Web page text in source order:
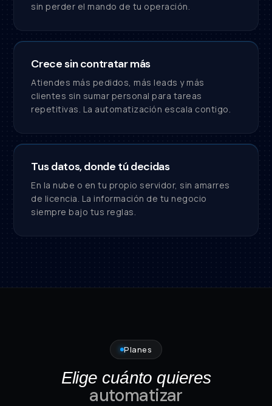
sin perder el mando de tu operación.
Crece sin contratar más
Atiendes más pedidos, más leads y más
clientes sin sumar personal para tareas
repetitivas. La automatización escala contigo.
Tus datos, donde tú decidas
En la nube o en tu propio servidor, sin amarres
de licencia. La información de tu negocio
siempre bajo tus reglas.
Planes
Elige cuánto quieres
automatizar